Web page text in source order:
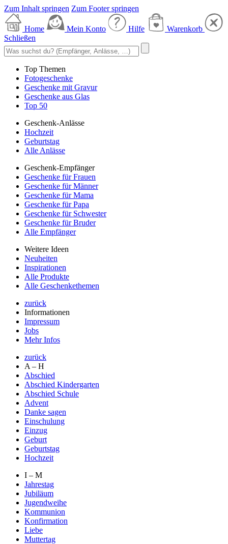
Zum Inhalt springen Zum Footer springen
Home Mein Konto Hilfe
Warenkorb
Schließen
Top Themen
Fotogeschenke
Geschenke mit Gravur
Geschenke aus Glas
Top 50
Geschenk-Anlässe
Hochzeit
Geburtstag
Alle Anlässe
Geschenk-Empfänger
Geschenke für Frauen
Geschenke für Männer
Geschenke für Mama
Geschenke für Papa
Geschenke für Schwester
Geschenke für Bruder
Alle Empfänger
Weitere Ideen
Neuheiten
Inspirationen
Alle Produkte
Alle Geschenkethemen
zurück
Informationen
Impressum
Jobs
Mehr Infos
zurück
A – H
Abschied
Abschied Kindergarten
Abschied Schule
Advent
Danke sagen
Einschulung
Einzug
Geburt
Geburtstag
Hochzeit
I – M
Jahrestag
Jubiläum
Jugendweihe
Kommunion
Konfirmation
Liebe
Muttertag